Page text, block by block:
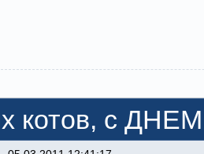
котов, с